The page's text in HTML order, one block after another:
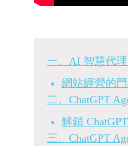
一、AI 智慧代
網站經營的
二、ChatGPT
解鎖
三、ChatGPT